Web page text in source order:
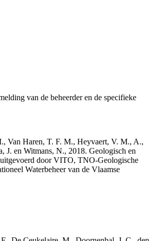
van de beheerder en de specifieke
Van Haren, T. F. M., Heyvaert, V. M., A.,
en Witmans, N., 2018. Geologisch en
door VITO, TNO-Geologische
Waterbeheer van de Vlaamse